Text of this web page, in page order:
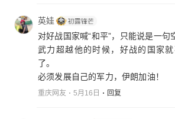
英娃
对好战国家喊“和平”，只能说是一句
武力超越他的时候，好战的国家
了。
必须发展自己的军力，伊朗加油！
重庆网友 5月16日 回复